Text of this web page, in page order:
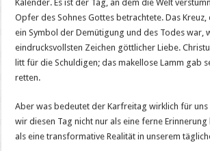
Kalender. Es ist der Tag, an dem die Welt
Opfer des Sohnes Gottes betrachtete. Das
ein Symbol der Demütigung und des Todes war,
eindrucksvollsten Zeichen göttlicher Liebe.
litt für die Schuldigen; das makellose Lamm gab
retten.
Aber was bedeutet der Karfreitag wirklich für uns
wir diesen Tag nicht nur als eine ferne
als eine transformative Realität in unserem